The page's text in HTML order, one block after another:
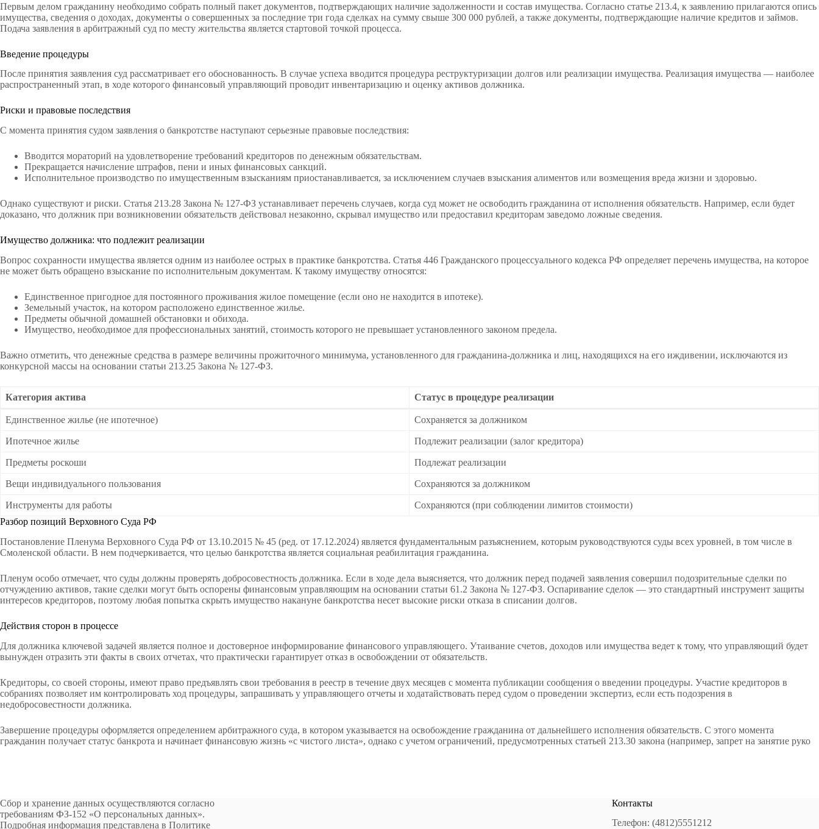
Первым делом гражданину необходимо собрать полный пакет документов, подтверждающих наличие задолженности и состав имущества. Согласно статье 213.4, к заявлению прилагаются опись
имущества, сведения о доходах, документы о совершенных за последние три года сделках на сумму свыше 300 000 рублей, а также документы, подтверждающие наличие кредитов и займов.
Подача заявления в арбитражный суд по месту жительства является стартовой точкой процесса.
Введение процедуры
После принятия заявления суд рассматривает его обоснованность. В случае успеха вводится процедура реструктуризации долгов или реализации имущества. Реализация имущества — наиболее
распространенный этап, в ходе которого финансовый управляющий проводит инвентаризацию и оценку активов должника.
Риски и правовые последствия
С момента принятия судом заявления о банкротстве наступают серьезные правовые последствия:
Вводится мораторий на удовлетворение требований кредиторов по денежным обязательствам.
Прекращается начисление штрафов, пени и иных финансовых санкций.
Исполнительное производство по имущественным взысканиям приостанавливается, за исключением случаев взыскания алиментов или возмещения вреда жизни и здоровью.
Однако существуют и риски. Статья 213.28 Закона № 127-ФЗ устанавливает перечень случаев, когда суд может не освободить гражданина от исполнения обязательств. Например, если будет
доказано, что должник при возникновении обязательств действовал незаконно, скрывал имущество или предоставил кредиторам заведомо ложные сведения.
Имущество должника: что подлежит реализации
Вопрос сохранности имущества является одним из наиболее острых в практике банкротства. Статья 446 Гражданского процессуального кодекса РФ определяет перечень имущества, на которое
не может быть обращено взыскание по исполнительным документам. К такому имуществу относятся:
Единственное пригодное для постоянного проживания жилое помещение (если оно не находится в ипотеке).
Земельный участок, на котором расположено единственное жилье.
Предметы обычной домашней обстановки и обихода.
Имущество, необходимое для профессиональных занятий, стоимость которого не превышает установленного законом предела.
Важно отметить, что денежные средства в размере величины прожиточного минимума, установленного для гражданина-должника и лиц, находящихся на его иждивении, исключаются из
конкурсной массы на основании статьи 213.25 Закона № 127-ФЗ.
Категория актива Статус в процедуре реализации
Единственное жилье (не ипотечное) Сохраняется за должником
Ипотечное жилье Подлежит реализации (залог кредитора)
Предметы роскоши Подлежат реализации
Вещи индивидуального пользования Сохраняются за должником
Инструменты для работы
Сохраняются (при соблюдении лимитов стоимости)
Разбор позиций Верховного Суда РФ
Постановление Пленума Верховного Суда РФ от 13.10.2015 № 45 (ред. от 17.12.2024) является фундаментальным разъяснением, которым руководствуются суды всех уровней, в том числе в
Смоленской области. В нем подчеркивается, что целью банкротства является социальная реабилитация гражданина.
Пленум особо отмечает, что суды должны проверять добросовестность должника. Если в ходе дела выясняется, что должник перед подачей заявления совершил подозрительные сделки по
отчуждению активов, такие сделки могут быть оспорены финансовым управляющим на основании статьи 61.2 Закона № 127-ФЗ. Оспаривание сделок — это стандартный инструмент защиты
интересов кредиторов, поэтому любая попытка скрыть имущество накануне банкротства несет высокие риски отказа в списании долгов.
Действия сторон в процессе
Для должника ключевой задачей является полное и достоверное информирование финансового управляющего. Утаивание счетов, доходов или имущества ведет к тому, что управляющий будет
вынужден отразить эти факты в своих отчетах, что практически гарантирует отказ в освобождении от обязательств.
Кредиторы, со своей стороны, имеют право предъявлять свои требования в реестр в течение двух месяцев с момента публикации сообщения о введении процедуры. Участие кредиторов в
собраниях позволяет им контролировать ход процедуры, запрашивать у управляющего отчеты и ходатайствовать перед судом о проведении экспертиз, если есть подозрения в
недобросовестности должника.
Завершение процедуры оформляется определением арбитражного суда, в котором указывается на освобождение гражданина от дальнейшего исполнения обязательств. С этого момента
гражданин получает статус банкрота и начинает финансовую жизнь «с чистого листа», однако с учетом ограничений, предусмотренных статьей 213.30 закона (например, запрет на занятие руко
Сбор и хранение данных осуществляются согласно
требованиям ФЗ-152 «О персональных данных».
Подробная информация представлена в Политике
Контакты
Телефон: (4812)5551212